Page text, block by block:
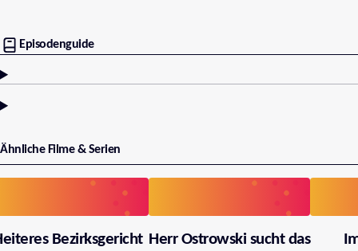
Episodenguide
Ähnliche Filme & Serien
Bezirksgericht Herr Ostrowski sucht das